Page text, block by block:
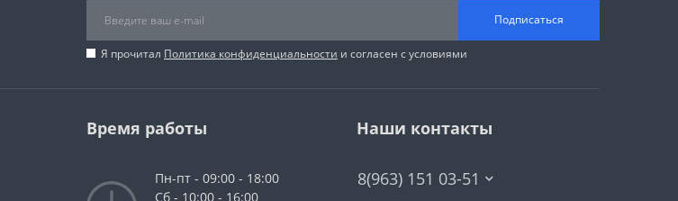
Подписаться
Я прочитал Политика конфиденциальности и согласен с условиями
Время работы
Пн-пт - 09:00 - 18:00
Сб - 10:00 - 16:00
Наши контакты
8(963) 151 03-51